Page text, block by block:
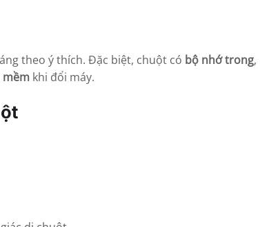
theo ý thích. Đặc biệt, chuột có bộ nhớ trong,
mềm khi đổi máy.